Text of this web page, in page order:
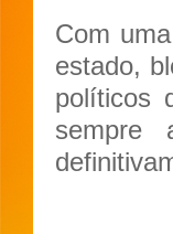
Com
estado,
políticos
sempre